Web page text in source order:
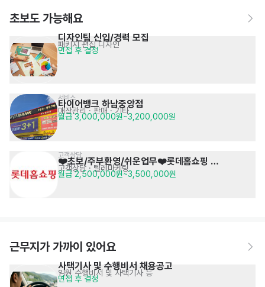
초보도 가능해요
디자인팀 신입/경력 모집
패키지 편집 디자인
면접 후 결정
서비스
타이어뱅크 하남중앙점
매장관리 · 판매· 기타
월급 3,000,000원~3,200,000원
고객상담
❤️초보/주부환영/쉬운업무❤️롯데홈쇼핑
상담파트너
고객상담 · 텔레마케팅
월급 2,500,000원~3,500,000원
근무지가 가까이 있어요
사택기사 및 수행비서 채용공고
임원 수행비서 및 사택기사 등
면접 후 결정